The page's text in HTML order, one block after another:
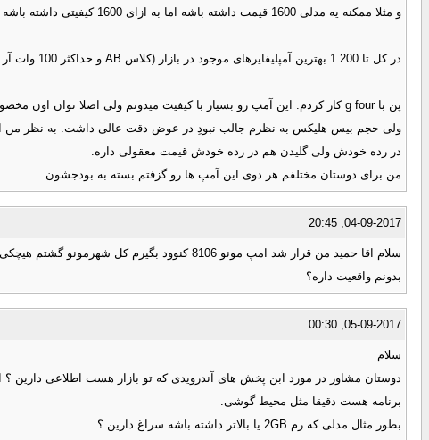
و مثلا ممکنه یه مدلی 1600 قیمت داشته باشه اما به ازای 1600 کیفیتی داشته باشه که کاملا قابل قبول و مناسب باشه (فارغ از هر برند) ولی اون معرفی نمیشه!
در کل تا 1.200 بهترین آمپلیفایرهای موجود در بازار (کلاس AB و حداکثر 100 وات آر ام اس) با درنظر گرفتن نسبت قیمت به امکانات و قیمت چیا هستند؟ (با در نظر گرفتن فاکتور کیفیت ساخت و دوام و همینطور کیفیت صدا)
در رده خودش ولی گلیدن هم در رده خودش قیمت معقولی داره.
من برای دوستان مختلفم هر دوی این آمپ ها رو گزفتم بسته به بودجشون.
04-09-2017, 20:45
سلام اقا حمید من قرار شد امپ مونو 8106
بدونم واقعیت داره؟
05-09-2017, 00:30
سلام
برنامه هست دقیقا مثل محیط گوشی.
بطور مثال مدلی که رم 2GB یا بالاتر داشته باشه سراغ دارین ؟